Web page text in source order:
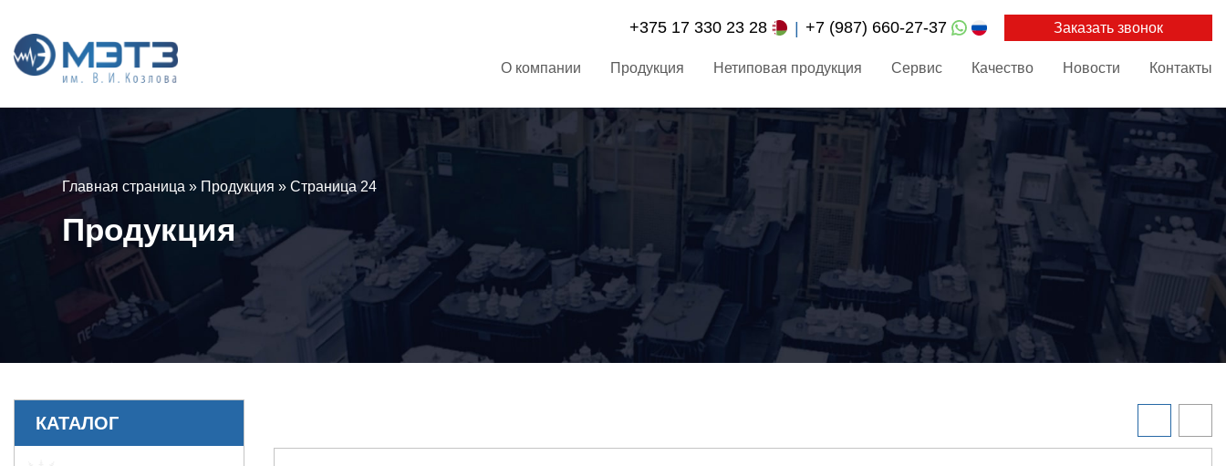
+375 17 330 23 28 +7 (987) 660-27-37 Заказать звонок
О компании Продукция Нетиповая продукция Сервис Качество Новости Контакты
Главная страница » Продукция » Страница 24
Продукция
КАТАЛОГ